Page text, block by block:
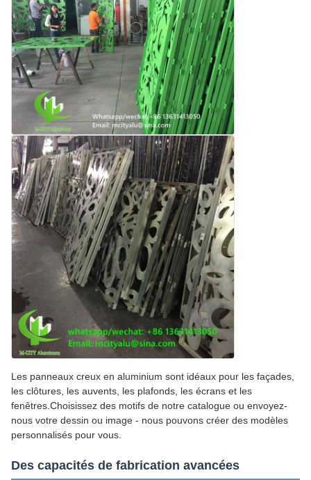
Les panneaux creux en aluminium sont idéaux pour les façades,
les clôtures, les auvents, les plafonds, les écrans et les
fenêtres.Choisissez des motifs de notre catalogue ou envoyez-
nous votre dessin ou image - nous pouvons créer des modèles
personnalisés pour vous.
Des capacités de fabrication avancées